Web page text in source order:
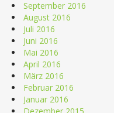
September 2016
August 2016
Juli 2016
Juni 2016
Mai 2016
April 2016
März 2016
Februar 2016
Januar 2016
Dezember 2015